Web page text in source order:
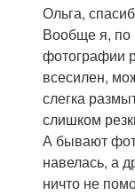
Ольга,
Вообще я, по
фотографии
всесилен,
слегка
слишком
А бывают
навелась, а
ничто не